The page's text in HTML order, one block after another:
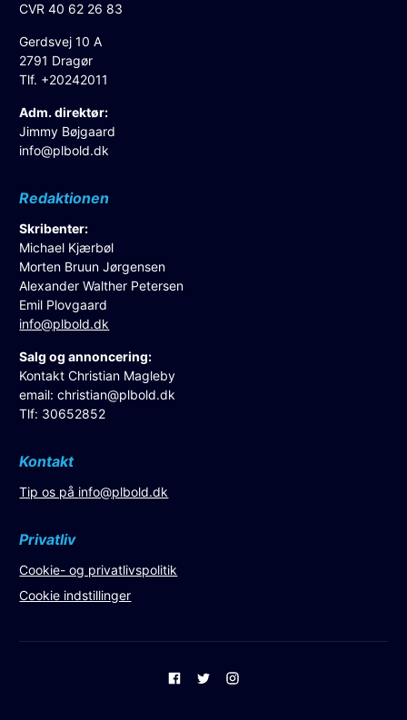
CVR 40 62 26 83
Gerdsvej 10 A
2791 Dragør
Tlf. +20242011
Adm. direktør:
Jimmy Bøjgaard
info@plbold.dk
Redaktionen
Skribenter:
Michael Kjærbøl
Morten Bruun Jørgensen
Alexander Walther Petersen
Emil Plovgaard
info@plbold.dk
Salg og annoncering:
Kontakt Christian Magleby
email:christian@plbold.dk
Tlf: 30652852
Kontakt
Tip os på info@plbold.dk
Privatliv
Cookie- og privatlivspolitik
Cookie indstillinger